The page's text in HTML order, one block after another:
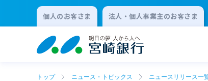
個人のお客さま 法人・個人事業主のお客さま
トップ ニュース・トピックス ニュースリリース一